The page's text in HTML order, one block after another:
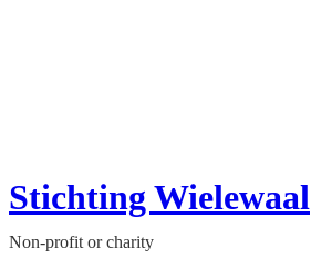
Stichting Wielewaal
Non-profit or charity